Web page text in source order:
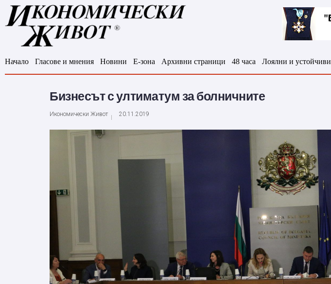
Начало Гласове и мнения Новини Е-зона Архивни страници 48 часа Лоялни и устойчиви
Бизнесът с ултиматум за болничните
Икономически Живот 20.11.2019